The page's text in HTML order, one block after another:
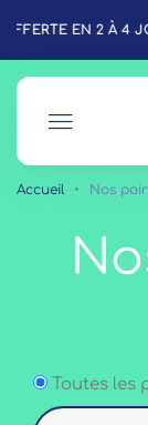
EN 2 À 4 JOURS
Accueil • Nos
Toutes les